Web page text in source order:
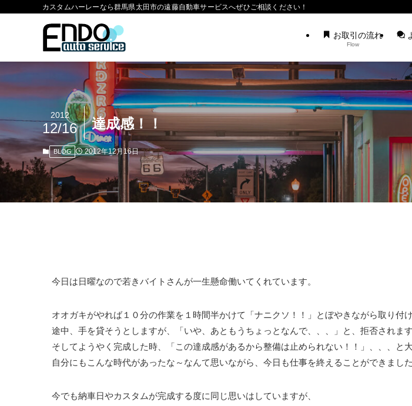
カスタムハーレーなら群馬県太田市の遠藤自動車サービスへぜひご相談ください！
お取引の流れ
Flow
達成感！！
2012
12/16
BLOG 2012年12月16日
今日は日曜なので若きバイトさんが一生懸命働いてくれています。
オオガキがやれば１０分の作業を１時間半かけて「ナニクソ！！」とぼやきながら取り付
途中、手を貸そうとしますが、「いや、あともうちょっとなんで、、、」と、拒否されます
そしてようやく完成した時、「この達成感があるから整備は止められない！！」、、、と
自分にもこんな時代があったな～なんて思いながら、今日も仕事を終えることができました
今でも納車日やカスタムが完成する度に同じ思いはしていますが、